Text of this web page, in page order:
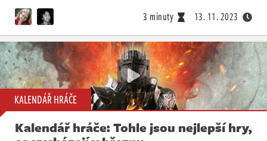
3 minuty 13. 11. 2023
KALENDÁŘ HRÁČE
Kalendář hráče: Tohle jsou nejlepší hry,